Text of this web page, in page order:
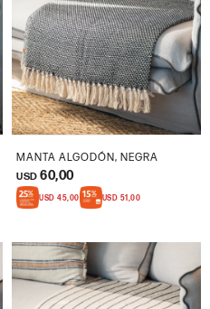
MANTA ALGODÓN, NEGRA
USD 60,00
USD 45,00 USD 51,00